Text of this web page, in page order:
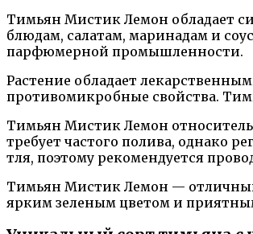
Тимьян Мистик Лемон обладает
блюдам, салатам, маринадам и
парфюмерной промышленности.
Растение обладает
противомикробные свойства.
Тимьян Мистик Лемон
требует частого полива, однако
тля, поэтому рекомендуется
Тимьян Мистик Лемон — отличный
ярким зеленым цветом и